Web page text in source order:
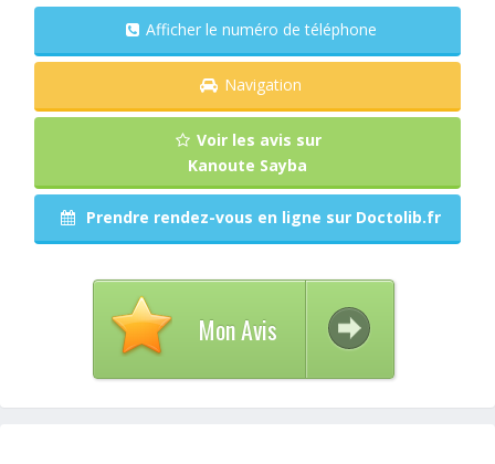
Afficher le numéro de téléphone
Navigation
Voir les avis sur
Kanoute Sayba
Prendre rendez-vous en ligne sur Doctolib.fr
Mon Avis